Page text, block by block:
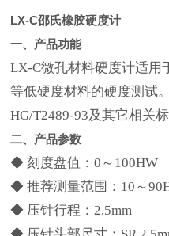
LX-C邵氏橡胶硬度计
一、产品功能
LX-C微孔材料硬度计适用
等低硬度材料的硬度测试
HG/T2489-93及其它相关标
二、产品参数
◆ 刻度盘值：0～100HW
◆ 推荐测量范围：10～
◆ 压针行程：2.5mm